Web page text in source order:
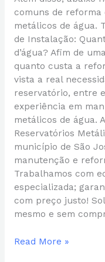
comuns de
metálicos de água.
de Instalação:
d’água? Afim de
quanto custa a
vista a real
reservatório, entre
experiência em
metálicos de água.
Reservatórios
município de São
manutenção e
Trabalhamos com
especializada;
com preço justo!
mesmo e sem
Read More »